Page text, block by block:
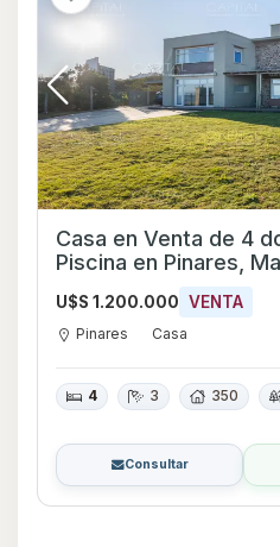
Casa en Venta de 4
Piscina en Pinares,
U$S 1.200.000 VENTA
Pinares Casa
4 3 350
Consultar